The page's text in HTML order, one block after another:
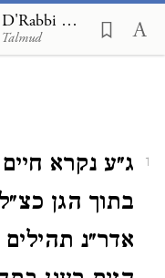
Binyan Yehoshua on Avot D'Rabbi Natan 34:11
1
ג״ע נקרא
בתוך הגן
אדר״נ תהילים